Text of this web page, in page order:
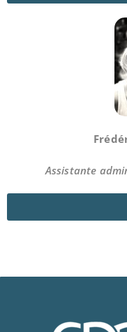
Assistante